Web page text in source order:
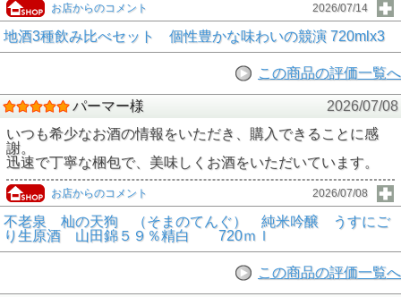
お店からのコメント 2026/07/14
地酒3種飲み比べセット 個性豊かな味わいの競演 720mlx3
この商品の評価一覧へ
パーマー様
2026/07/08
いつも希少なお酒の情報をいただき、購入できることに感
謝。
迅速で丁寧な梱包で、美味しくお酒をいただいています。
お店からのコメント 2026/07/08
不老泉 杣の天狗 （そまのてんぐ） 純米吟醸 うすにご
り生原酒 山田錦５９％精白 720ｍｌ
この商品の評価一覧へ